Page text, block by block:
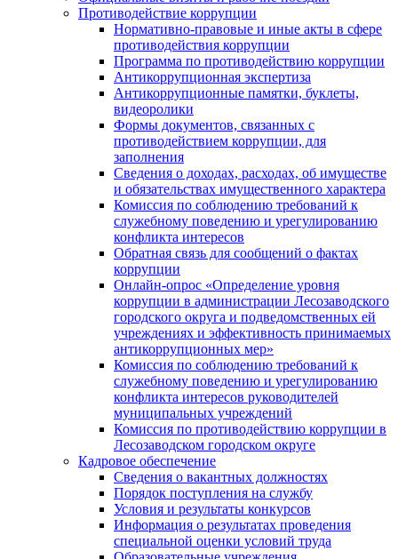
Противодействие коррупции
Нормативно-правовые и иные акты в сфере
противодействия коррупции
Программа по противодействию коррупции
Антикоррупционная экспертиза
Антикоррупционные памятки, буклеты,
видеоролики
Формы документов, связанных с
противодействием коррупции, для
заполнения
Сведения о доходах, расходах, об имуществе
и обязательствах имущественного характера
Комиссия по соблюдению требований к
служебному поведению и урегулированию
конфликта интересов
Обратная связь для сообщений о фактах
коррупции
Онлайн-опрос «Определение уровня
коррупции в администрации Лесозаводского
городского округа и подведомственных ей
учреждениях и эффективность принимаемых
антикоррупционных мер»
Комиссия по соблюдению требований к
служебному поведению и урегулированию
конфликта интересов руководителей
муниципальных учреждений
Комиссия по противодействию коррупции в
Лесозаводском городском округе
Кадровое обеспечение
Сведения о вакантных должностях
Порядок поступления на службу
Условия и результаты конкурсов
Информация о результатах проведения
специальной оценки условий труда